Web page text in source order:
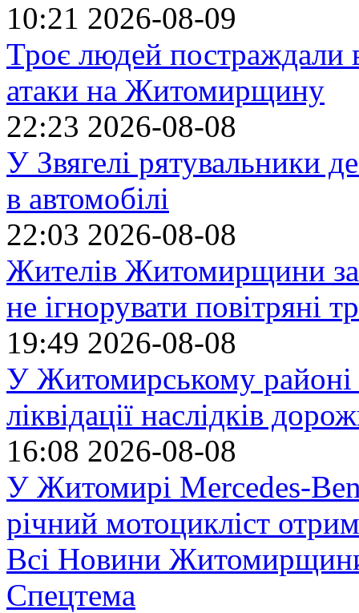
10:21 2026-08-09
Троє людей постраждали
атаки на Житомирщину
22:23 2026-08-08
У Звягелі рятувальники
в автомобілі
22:03 2026-08-08
Жителів Житомирщини
не ігнорувати повітряні
19:49 2026-08-08
У Житомирському районі
ліквідації наслідків
16:08 2026-08-08
У Житомирі Mercedes-
річний мотоцикліст
Всі Новини
Спецтема